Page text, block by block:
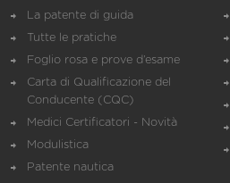
La patente di guida
Tutte le pratiche
Foglio rosa e prove d’esame
Carta di Qualificazione del
Conducente (CQC)
Medici Certificatori - Novità
Modulistica
Patente nautica